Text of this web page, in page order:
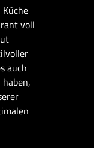
voll
auch